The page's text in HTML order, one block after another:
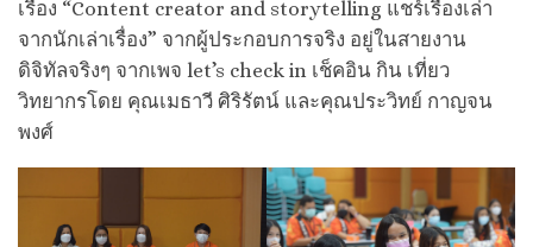
เรื่อง “Content creator and storytelling แชร์เรื่องเล่า
จากนักเล่าเรื่อง” จากผู้ประกอบการจริง อยู่ในสายงาน
ดิจิทัลจริงๆ จากเพจ let’s check in เช็คอิน กิน เที่ยว
วิทยากรโดย คุณเมธาวี ศิริรัตน์ และคุณประวิทย์ กาญจน
พงศ์